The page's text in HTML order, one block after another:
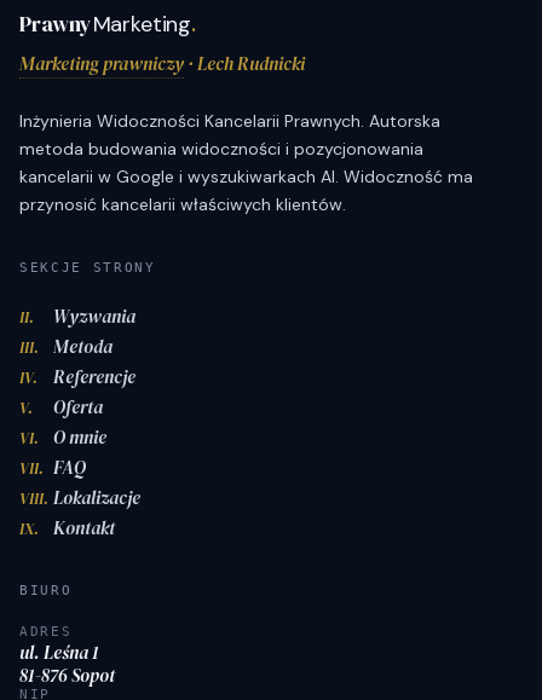
PrawnyMarketing.
Marketing prawniczy· Lech Rudnicki
Inżynieria Widoczności Kancelarii Prawnych. Autorska
metoda budowania widoczności i pozycjonowania
kancelarii w Google i wyszukiwarkach AI. Widoczność ma
przynosić kancelarii właściwych klientów.
SEKCJE STRONY
II. Wyzwania
III. Metoda
IV. Referencje
V. Oferta
VI. O mnie
VII. FAQ
VIII. Lokalizacje
IX. Kontakt
BIURO
ADRES
ul. Leśna 1
81-876 Sopot
NIP